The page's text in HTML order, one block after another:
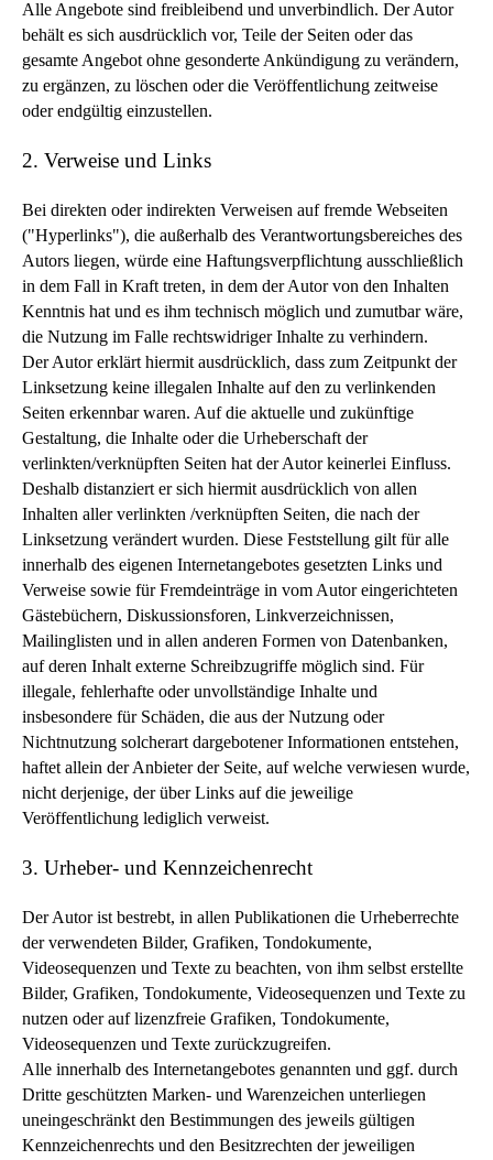
Alle Angebote sind freibleibend und unverbindlich. Der Autor
behält es sich ausdrücklich vor, Teile der Seiten oder das
gesamte Angebot ohne gesonderte Ankündigung zu verändern,
zu ergänzen, zu löschen oder die Veröffentlichung zeitweise
oder endgültig einzustellen.
2. Verweise und Links
Bei direkten oder indirekten Verweisen auf fremde Webseiten
("Hyperlinks"), die außerhalb des Verantwortungsbereiches des
Autors liegen, würde eine Haftungsverpflichtung ausschließlich
in dem Fall in Kraft treten, in dem der Autor von den Inhalten
Kenntnis hat und es ihm technisch möglich und zumutbar wäre,
die Nutzung im Falle rechtswidriger Inhalte zu verhindern.
Der Autor erklärt hiermit ausdrücklich, dass zum Zeitpunkt der
Linksetzung keine illegalen Inhalte auf den zu verlinkenden
Seiten erkennbar waren. Auf die aktuelle und zukünftige
Gestaltung, die Inhalte oder die Urheberschaft der
verlinkten/verknüpften Seiten hat der Autor keinerlei Einfluss.
Deshalb distanziert er sich hiermit ausdrücklich von allen
Inhalten aller verlinkten /verknüpften Seiten, die nach der
Linksetzung verändert wurden. Diese Feststellung gilt für alle
innerhalb des eigenen Internetangebotes gesetzten Links und
Verweise sowie für Fremdeinträge in vom Autor eingerichteten
Gästebüchern, Diskussionsforen, Linkverzeichnissen,
Mailinglisten und in allen anderen Formen von Datenbanken,
auf deren Inhalt externe Schreibzugriffe möglich sind. Für
illegale, fehlerhafte oder unvollständige Inhalte und
insbesondere für Schäden, die aus der Nutzung oder
Nichtnutzung solcherart dargebotener Informationen entstehen,
haftet allein der Anbieter der Seite, auf welche verwiesen wurde,
nicht derjenige, der über Links auf die jeweilige
Veröffentlichung lediglich verweist.
3. Urheber- und Kennzeichenrecht
Der Autor ist bestrebt, in allen Publikationen die Urheberrechte
der verwendeten Bilder, Grafiken, Tondokumente,
Videosequenzen und Texte zu beachten, von ihm selbst erstellte
Bilder, Grafiken, Tondokumente, Videosequenzen und Texte zu
nutzen oder auf lizenzfreie Grafiken, Tondokumente,
Videosequenzen und Texte zurückzugreifen.
Alle innerhalb des Internetangebotes genannten und ggf. durch
Dritte geschützten Marken- und Warenzeichen unterliegen
uneingeschränkt den Bestimmungen des jeweils gültigen
Kennzeichenrechts und den Besitzrechten der jeweiligen